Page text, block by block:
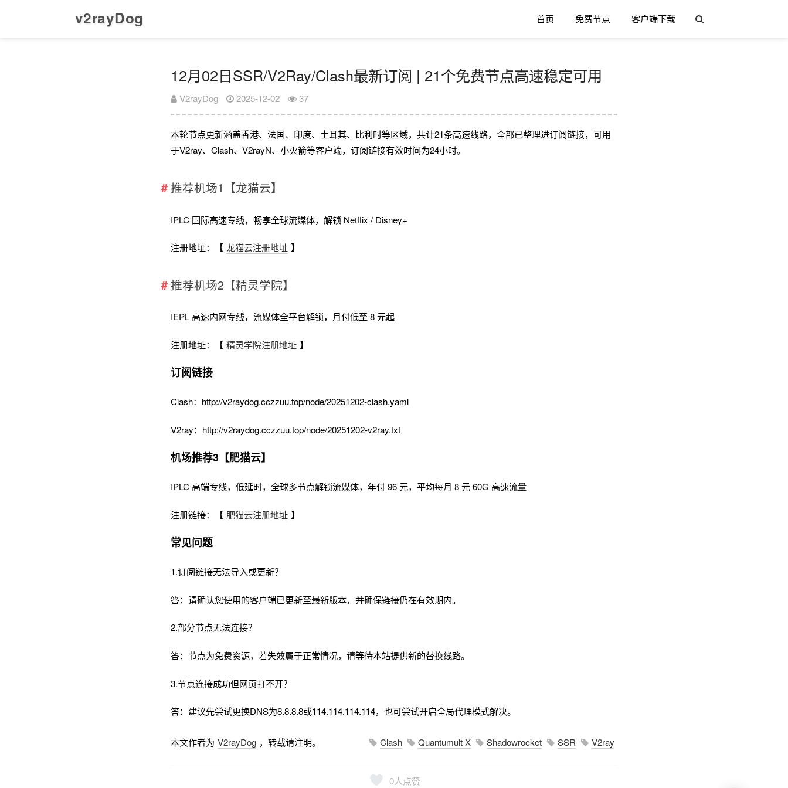
v2rayDog 首页 免费节点 客户端下载
12月02日SSR/V2Ray/Clash最新订阅 | 21个免费节点高速稳定可用
V2rayDog 2025-12-02 37
本轮节点更新涵盖香港、法国、印度、土耳其、比利时等区域，共计21条高速线路，全部已整理进订阅链接，可用
于V2ray、Clash、V2rayN、小火箭等客户端，订阅链接有效时间为24小时。
推荐机场1【龙猫云】
IPLC 国际高速专线，畅享全球流媒体，解锁 Netflix / Disney+
注册地址：【 龙猫云注册地址 】
推荐机场2【精灵学院】
IEPL 高速内网专线，流媒体全平台解锁，月付低至 8 元起
注册地址：【 精灵学院注册地址 】
订阅链接
Clash：http://v2raydog.cczzuu.top/node/20251202-clash.yaml
V2ray：http://v2raydog.cczzuu.top/node/20251202-v2ray.txt
机场推荐3【肥猫云】
IPLC 高端专线，低延时，全球多节点解锁流媒体，年付 96 元，平均每月 8 元 60G 高速流量
注册链接：【 肥猫云注册地址 】
常见问题
1.订阅链接无法导入或更新？
答：请确认您使用的客户端已更新至最新版本，并确保链接仍在有效期内。
2.部分节点无法连接？
答：节点为免费资源，若失效属于正常情况，请等待本站提供新的替换线路。
3.节点连接成功但网页打不开？
答：建议先尝试更换DNS为8.8.8.8或114.114.114.114，也可尝试开启全局代理模式解决。
本文作者为 V2rayDog ，转载请注明。 Clash Quantumult X Shadowrocket SSR V2ray
0人点赞